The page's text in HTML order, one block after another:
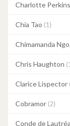
Charlotte
Chia Tao (1)
Chimamanda
Chris Haughton
Clarice Lispector
Cobramor (2)
Conde de